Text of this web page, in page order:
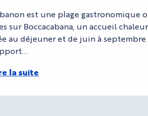
est une plage gastronomique
sur Boccacabana, un accueil
au déjeuner et de juin à
la suite